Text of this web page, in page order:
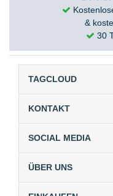
&
30
TAGCLOUD
KONTAKT
SOCIAL MEDIA
ÜBER UNS